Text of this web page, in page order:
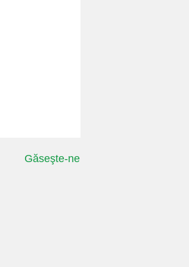
Găseşte-ne